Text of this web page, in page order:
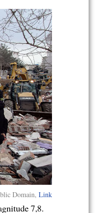
Domain, Link
7,8.